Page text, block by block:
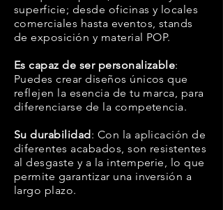
superficie; desde oficinas y locales
comerciales hasta eventos, stands
de exposición y material POP.
Es capaz de ser personalizable:
Puedes crear diseños únicos que
reflejen la esencia de tu marca, para
diferenciarse de la competencia.
Su durabilidad: Con la aplicación de
diferentes acabados, son resistentes
al desgaste y a la intemperie, lo que
permite garantizar una inversión a
largo plazo.